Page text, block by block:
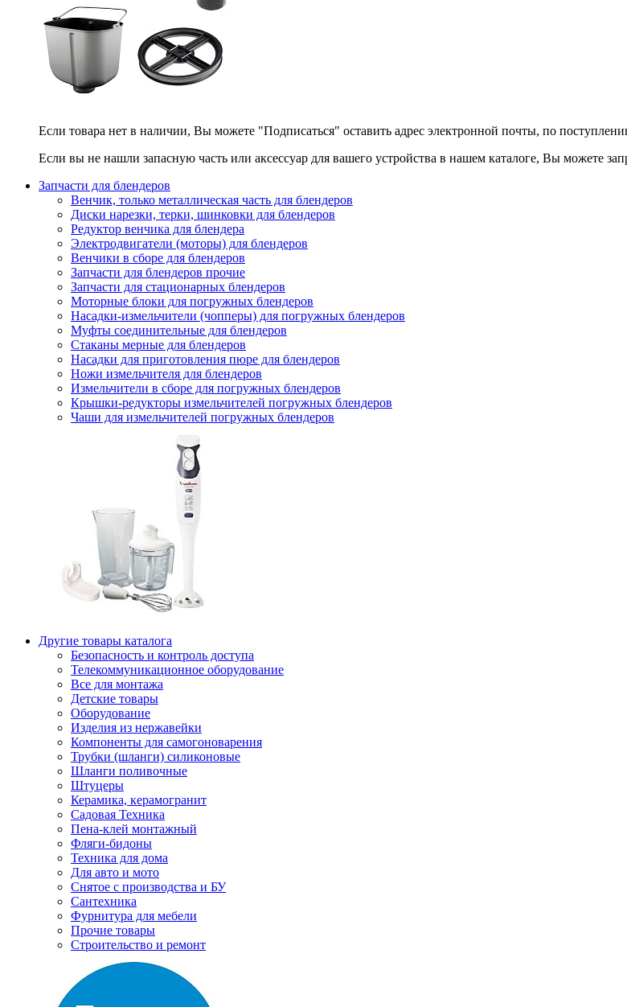
Если товара нет в наличии, Вы можете "Подписаться" оставить адрес электронной почты, по
Если вы не нашли запасную часть или аксессуар для вашего устройства в нашем каталоге, Вы можете
Запчасти для блендеров
Венчик, только металлическая часть для блендеров
Диски нарезки, терки, шинковки для блендеров
Редуктор венчика для блендера
Электродвигатели (моторы) для блендеров
Венчики в сборе для блендеров
Запчасти для блендеров прочие
Запчасти для стационарных блендеров
Моторные блоки для погружных блендеров
Насадки-измельчители (чопперы) для погружных блендеров
Муфты соединительные для блендеров
Стаканы мерные для блендеров
Насадки для приготовления пюре для блендеров
Ножи измельчителя для блендеров
Измельчители в сборе для погружных блендеров
Крышки-редукторы измельчителей погружных блендеров
Чаши для измельчителей погружных блендеров
Другие товары каталога
Безопасность и контроль доступа
Телекоммуникационное оборудование
Все для монтажа
Детские товары
Оборудование
Изделия из нержавейки
Компоненты для самогоноварения
Трубки (шланги) силиконовые
Шланги поливочные
Штуцеры
Керамика, керамогранит
Садовая Техника
Пена-клей монтажный
Фляги-бидоны
Техника для дома
Для авто и мото
Снятое с производства и БУ
Сантехника
Фурнитура для мебели
Прочие товары
Строительство и ремонт